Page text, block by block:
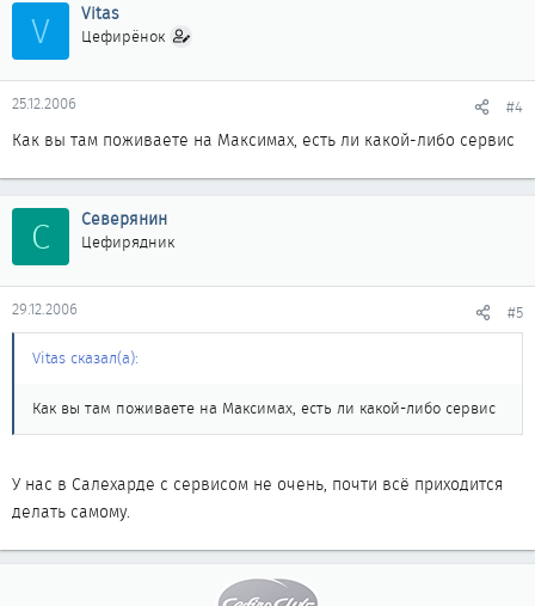
V Vitas
Цефирёнок
25.12.2006 #4
Как вы там поживаете на Максимах, есть ли какой-либо сервис
С Северянин
Цефирядник
29.12.2006 #5
Vitas сказал(а):
Как вы там поживаете на Максимах, есть ли какой-либо сервис
У нас в Салехарде с сервисом не очень, почти всё приходится
делать самому.